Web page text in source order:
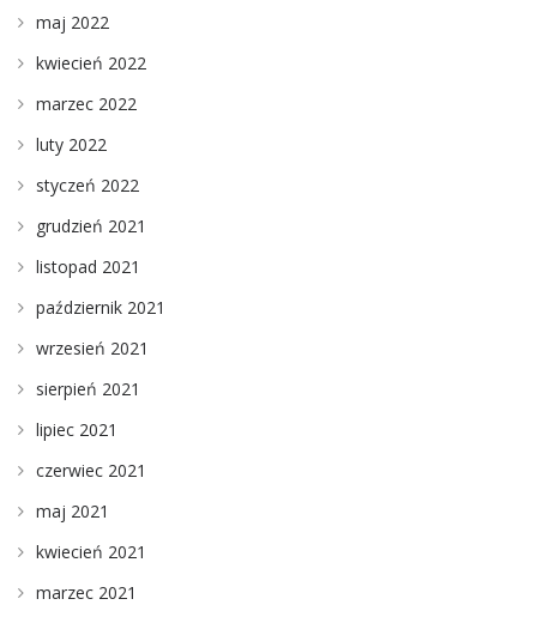
maj 2022
kwiecień 2022
marzec 2022
luty 2022
styczeń 2022
grudzień 2021
listopad 2021
październik 2021
wrzesień 2021
sierpień 2021
lipiec 2021
czerwiec 2021
maj 2021
kwiecień 2021
marzec 2021